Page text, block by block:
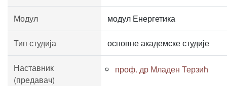
Модул модул Енергетика
Тип студија основне академске студије
Наставник
(предавач)
проф. др Младен Терзић